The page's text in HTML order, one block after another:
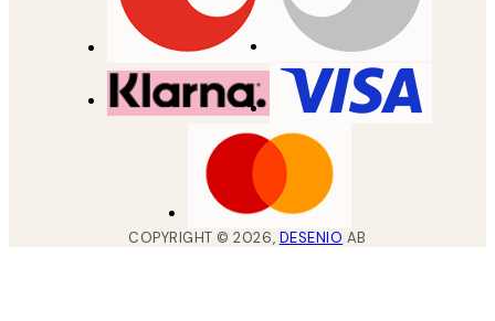
COPYRIGHT ©2026, DESENIO AB